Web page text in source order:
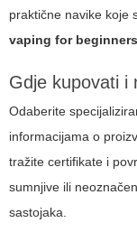
praktične navike koje
vaping for beginners
Gdje kupovati i
Odaberite
informacijama o
tražite certifikate i
sumnjive ili
sastojaka.